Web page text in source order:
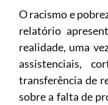
O racismo e
relatório
realidade, uma
assistenciais,
transferência de
sobre a falta de